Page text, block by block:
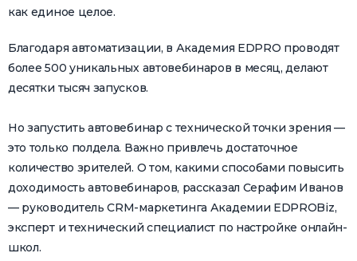
как единое целое.
Благодаря автоматизации, в Академия EDPRO проводят
более 500 уникальных автовебинаров в месяц, делают
десятки тысяч запусков.
Но запустить автовебинар с технической точки зрения —
это только полдела. Важно привлечь достаточное
количество зрителей. О том, какими способами повысить
доходимость автовебинаров, рассказал Серафим Иванов
— руководитель CRM-маркетинга Академии EDPROBiz,
эксперт и технический специалист по настройке онлайн-
школ.